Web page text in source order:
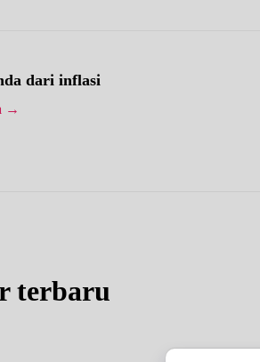
dari inflasi
→
terbaru